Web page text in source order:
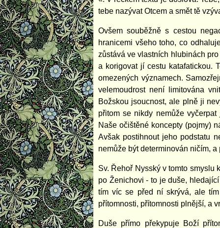
tebe nazývat Otcem a smět tě
Ovšem souběžně s cestou
hranicemi všeho toho, co
zůstává ve vlastních hlubinách
a korigovat jí cestu katafatickou.
omezených významech.
velemoudrost není limitována
Božskou jsoucnost, ale plně ji
přitom se nikdy nemůže
Naše očištěné koncepty (pojmy)
Avšak postihnout jeho podstatu
nemůže být determinován ničím,
Sv. Řehoř Nysský v tomto smyslu
po Ženichovi - to je duše,
tím víc se před ní skrývá, ale
přítomnosti, přítomnosti plnější, a
Duše přímo překypuje Boží